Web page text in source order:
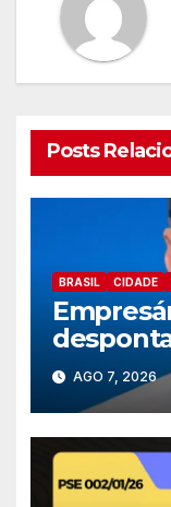
Posts
BRASIL CIDADE
nomes
AGO 7, 2026